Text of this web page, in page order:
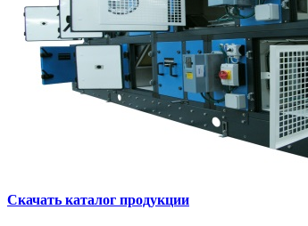
Скачать каталог продукции